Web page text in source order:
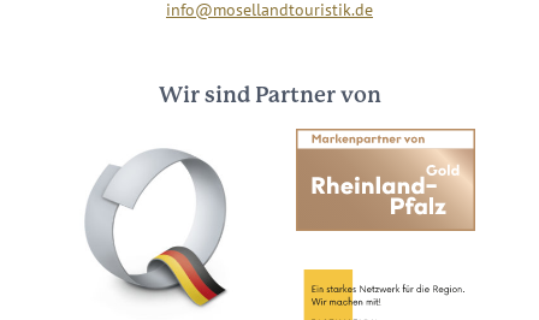
info@mosellandtouristik.de
Wir sind Partner von